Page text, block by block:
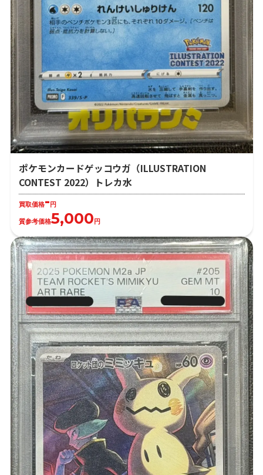
ポケモンカードゲッコウガ（ILLUSTRATION
CONTEST 2022）トレカ水
買取価格-円
質参考価格5,000円